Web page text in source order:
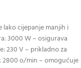
lako cijepanje manjih i
3000 W – osigurava
230 V – prikladno za
2800 o/min – omogućuje